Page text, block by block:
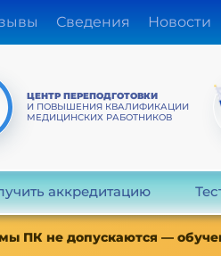
Сведения Новости
ЦЕНТР ПЕРЕПОДГОТОВКИ
И ПОВЫШЕНИЯ КВАЛИФИКАЦИИ
МЕДИЦИНСКИХ РАБОТНИКОВ
аккредитацию
ПК не допускаются —